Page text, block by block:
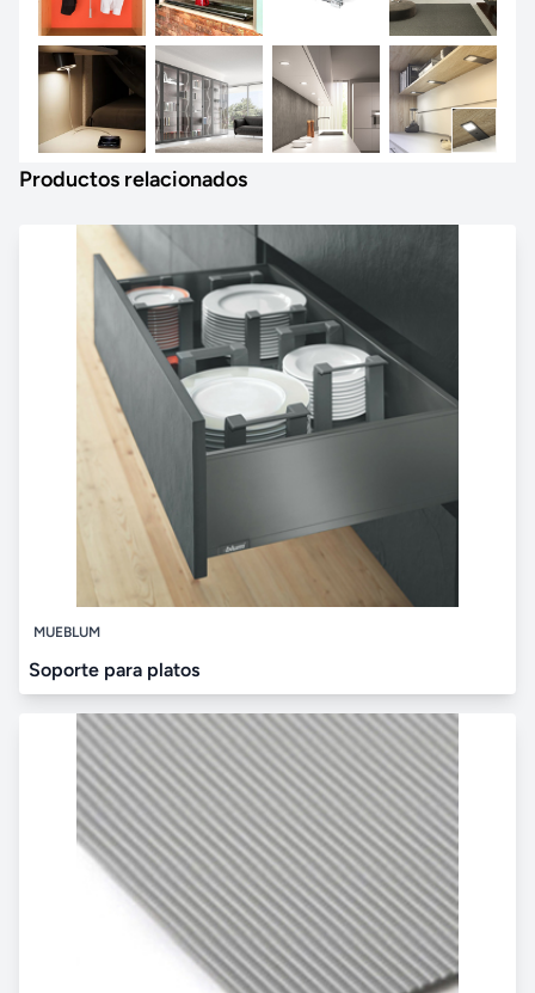
Productos relacionados
MUEBLUM
Soporte para platos